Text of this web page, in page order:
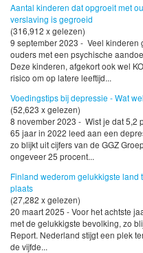
Aantal kinderen dat opgroeit met
verslaving is gegroeid
(316,912 x gelezen)
9 september 2023 - Veel kinderen
ouders met een psychische
Deze kinderen, afgekort ook wel
risico om op latere leeftijd...
Voedingstips bij depressie - Wat
(52,623 x gelezen)
8 november 2023 - Wist je dat 5,2
65 jaar in 2022 leed aan een
zo blijkt uit cijfers van de GGZ
ongeveer 25 procent...
Finland wederom gelukkigste land
plaats
(27,282 x gelezen)
20 maart 2025 - Voor het achtste
met de gelukkigste bevolking, zo
Report. Nederland stijgt een plek
de vijfde...